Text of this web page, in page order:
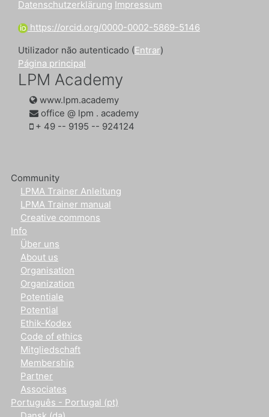
Datenschutzerklärung Impressum
https://orcid.org/0000-0002-5869-5146
Utilizador não autenticado (Entrar)
Página principal
LPM Academy
www.lpm.academy
office @ lpm . academy
‭+ 49 -- 9195 -- 924124‬
Community
LPMA Trainer Anleitung
LPMA Trainer manual
Creative commons
Info
Über uns
About us
Organisation
Organization
Potentiale
Potential
Ethik-Kodex
Code of ethics
Mitgliedschaft
Membership
Partner
Associates
Português - Portugal ‎(pt)‎